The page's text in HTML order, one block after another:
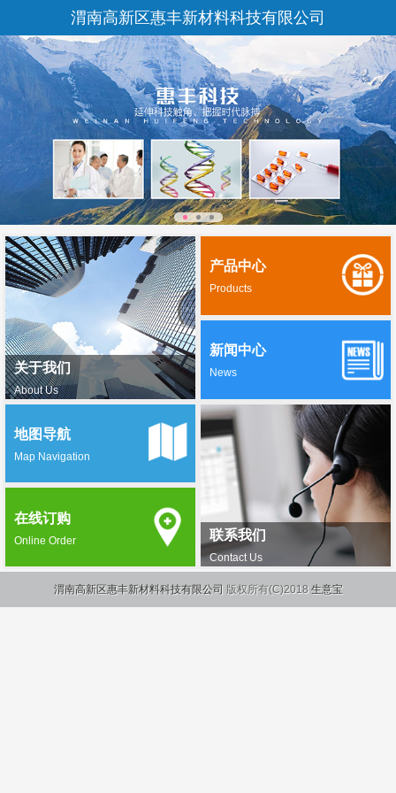
渭南高新区惠丰新材料科技有限公司
关于我们
About Us
产品中心
Products
新闻中心
News
联系我们
Contact Us
地图导航
Map Navigation
在线订购
Online Order
渭南高新区惠丰新材料科技有限公司 版权所有(C)2018 生意宝